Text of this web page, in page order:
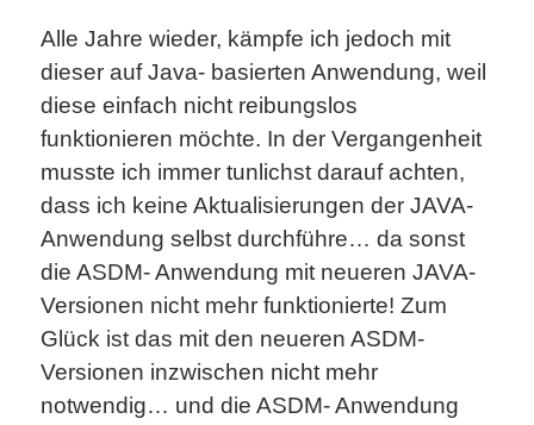
Alle Jahre wieder, kämpfe ich jedoch mit
dieser auf Java- basierten Anwendung, weil
diese einfach nicht reibungslos
funktionieren möchte. In der Vergangenheit
musste ich immer tunlichst darauf achten,
dass ich keine Aktualisierungen der JAVA-
Anwendung selbst durchführe… da sonst
die ASDM- Anwendung mit neueren JAVA-
Versionen nicht mehr funktionierte! Zum
Glück ist das mit den neueren ASDM-
Versionen inzwischen nicht mehr
notwendig… und die ASDM- Anwendung